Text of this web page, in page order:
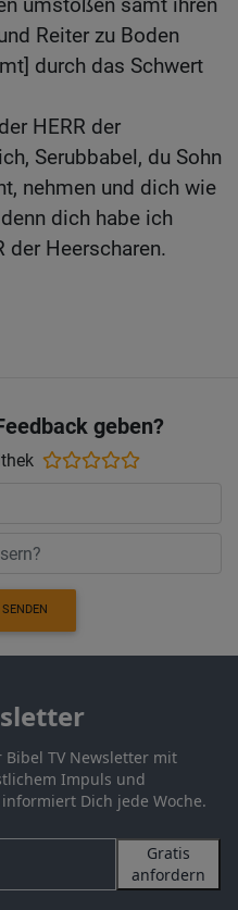
Reiter zu Boden
durch das Schwert
HERR der
Serubbabel, du Sohn
nehmen und dich wie
dich habe ich
der Heerscharen.
geben?
TV Newsletter mit
Impuls und
Dich jede Woche.
Gratis
anfordern